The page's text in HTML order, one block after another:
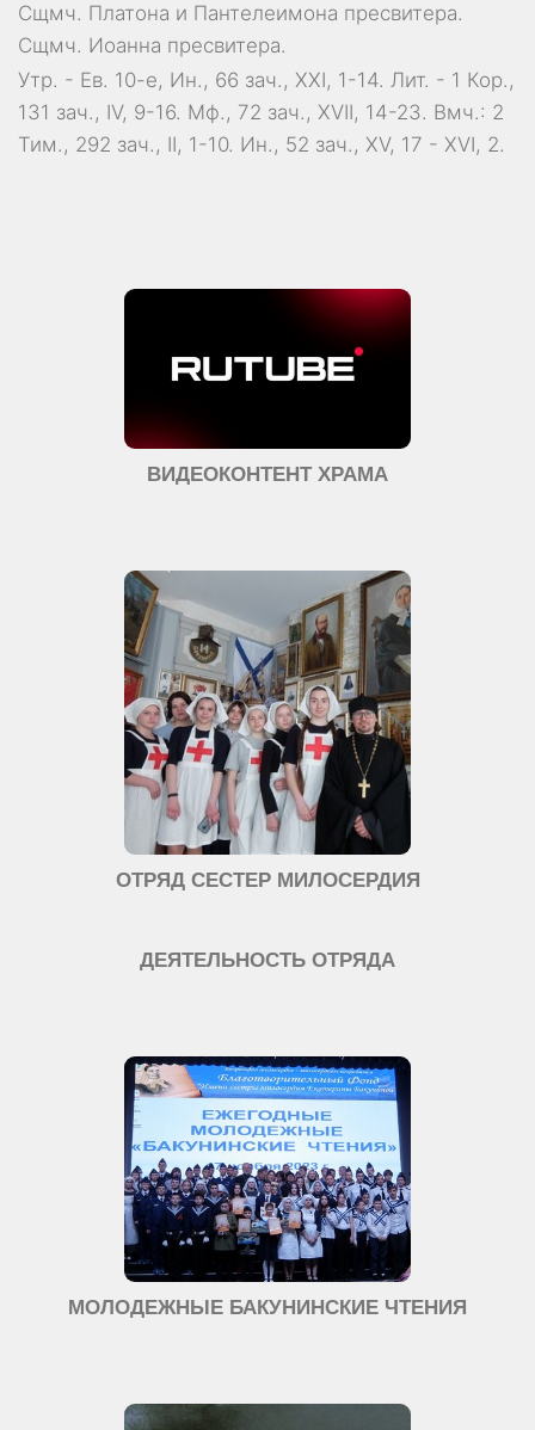
Сщмч. Платона и Пантелеимона пресвитера.
Сщмч. Иоанна пресвитера.
Утр. - Ев. 10-е, Ин., 66 зач., XXI, 1-14. Лит. - 1 Кор.,
131 зач., IV, 9-16. Мф., 72 зач., XVII, 14-23. Вмч.: 2
Тим., 292 зач., II, 1-10. Ин., 52 зач., XV, 17 - XVI, 2.
ВИДЕОКОНТЕНТ ХРАМА
ОТРЯД СЕСТЕР МИЛОСЕРДИЯ
ДЕЯТЕЛЬНОСТЬ ОТРЯДА
МОЛОДЕЖНЫЕ БАКУНИНСКИЕ ЧТЕНИЯ